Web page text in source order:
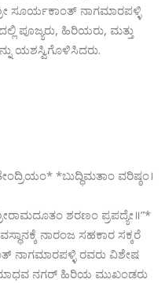
ಸೂರ್ಯಕಾಂತ್ ನಾಗಮಾರಪಳ್ಳಿ
ಪೂಜ್ಯರು, ಹಿರಿಯರು, ಮತ್ತು
ಯಶಸ್ವಿಗೊಳಿಸಿದರು.
*ಬುದ್ಧಿಮತಾಂ ವರಿಷ್ಠಂ।
ಶರಣಂ ಪ್ರಪದ್ಯೇ॥”*
ನಾರಂಜ ಸಹಕಾರ ಸಕ್ಕರೆ
ನಾಗಮಾರಪಳ್ಳಿ ರವರು ವಿಶೇಷ
ಮಾಧವ ನಗರ್ ಹಿರಿಯ ಮುಖಂಡರು